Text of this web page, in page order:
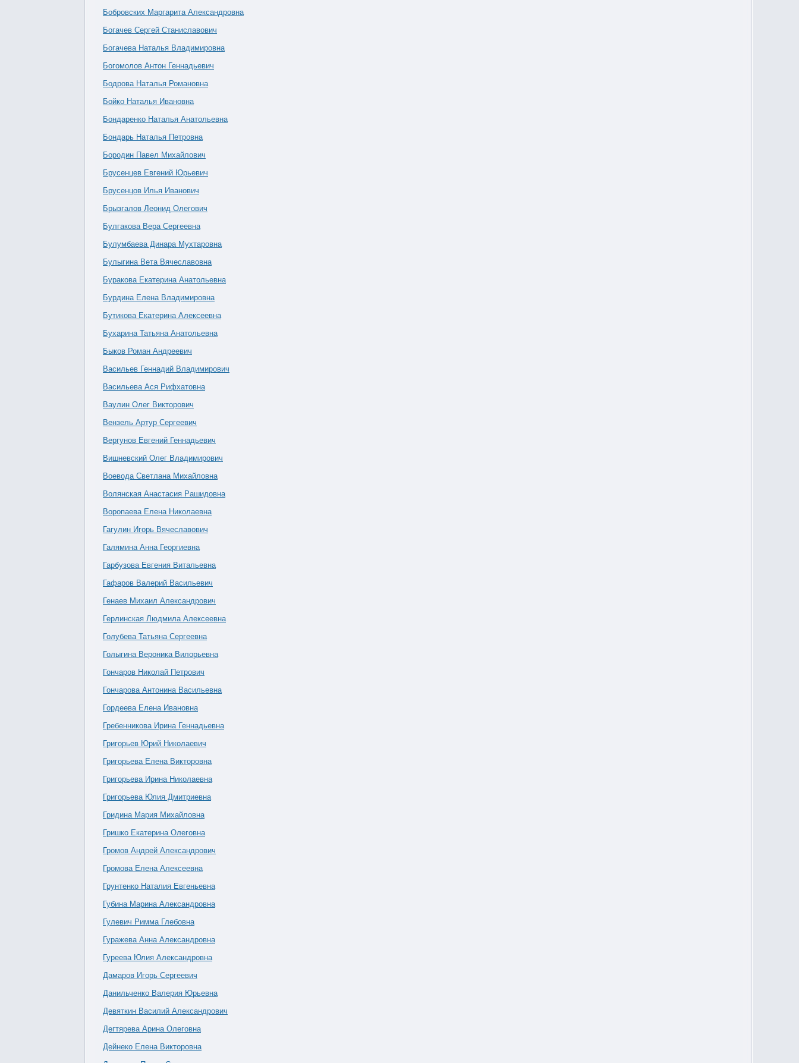
Бобровских Маргарита Александровна
Богачев Сергей Станиславович
Богачева Наталья Владимировна
Богомолов Антон Геннадьевич
Бодрова Наталья Романовна
Бойко Наталья Ивановна
Бондаренко Наталья Анатольевна
Бондарь Наталья Петровна
Бородин Павел Михайлович
Брусенцев Евгений Юрьевич
Брусенцов Илья Иванович
Брызгалов Леонид Олегович
Булгакова Вера Сергеевна
Булумбаева Динара Мухтаровна
Булыгина Вета Вячеславовна
Буракова Екатерина Анатольевна
Бурдина Елена Владимировна
Бутикова Екатерина Алексеевна
Бухарина Татьяна Анатольевна
Быков Роман Андреевич
Васильев Геннадий Владимирович
Васильева Ася Рифхатовна
Ваулин Олег Викторович
Вензель Артур Сергеевич
Вергунов Евгений Геннадьевич
Вишневский Олег Владимирович
Воевода Светлана Михайловна
Волянская Анастасия Рашидовна
Воропаева Елена Николаевна
Гагулин Игорь Вячеславович
Галямина Анна Георгиевна
Гарбузова Евгения Витальевна
Гафаров Валерий Васильевич
Генаев Михаил Александрович
Герлинская Людмила Алексеевна
Голубева Татьяна Сергеевна
Голыгина Вероника Вилорьевна
Гончаров Николай Петрович
Гончарова Антонина Васильевна
Гордеева Елена Ивановна
Гребенникова Ирина Геннадьевна
Григорьев Юрий Николаевич
Григорьева Елена Викторовна
Григорьева Ирина Николаевна
Григорьева Юлия Дмитриевна
Гридина Мария Михайловна
Гришко Екатерина Олеговна
Громов Андрей Александрович
Громова Елена Алексеевна
Грунтенко Наталия Евгеньевна
Губина Марина Александровна
Гулевич Римма Глебовна
Гуражева Анна Александровна
Гуреева Юлия Александровна
Дамаров Игорь Сергеевич
Данильченко Валерия Юрьевна
Девяткин Василий Александрович
Дегтярева Арина Олеговна
Дейнеко Елена Викторовна